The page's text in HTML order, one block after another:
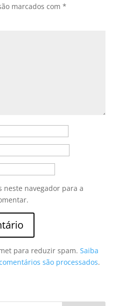
marcados com *
neste navegador para a
para reduzir spam. Saiba
são processados.